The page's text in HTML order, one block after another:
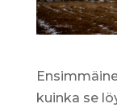
kuinka se